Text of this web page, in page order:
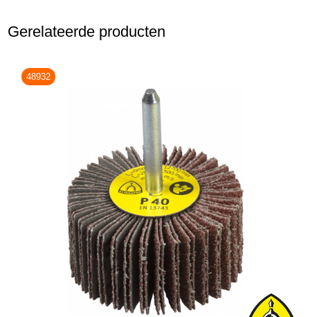
Gerelateerde producten
48932